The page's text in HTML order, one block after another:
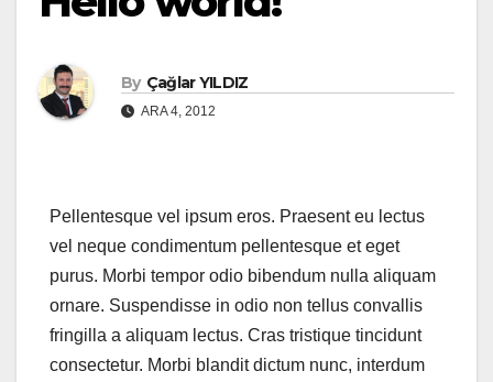
By Çağlar YILDIZ
ARA 4, 2012
Pellentesque vel ipsum eros. Praesent eu lectus
vel neque condimentum pellentesque et eget
purus. Morbi tempor odio bibendum nulla aliquam
ornare. Suspendisse in odio non tellus convallis
fringilla a aliquam lectus. Cras tristique tincidunt
consectetur. Morbi blandit dictum nunc, interdum